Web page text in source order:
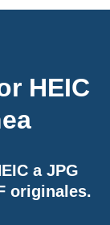
HEIC
a JPG
originales.